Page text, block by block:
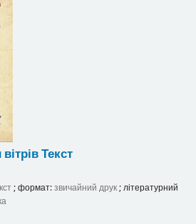
Текст
; формат:звичайний друк; літературний